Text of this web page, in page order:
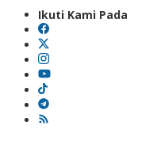
Ikuti Kami Pada